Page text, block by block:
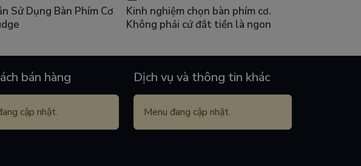
Sử Dụng Bàn Phím Cơ
Kinh nghiệm chọn bàn phím cơ.
Không phải cứ đắt tiền là ngon
bán hàng
cập nhật.
Dịch vụ và thông tin khác
Menu đang cập nhật.